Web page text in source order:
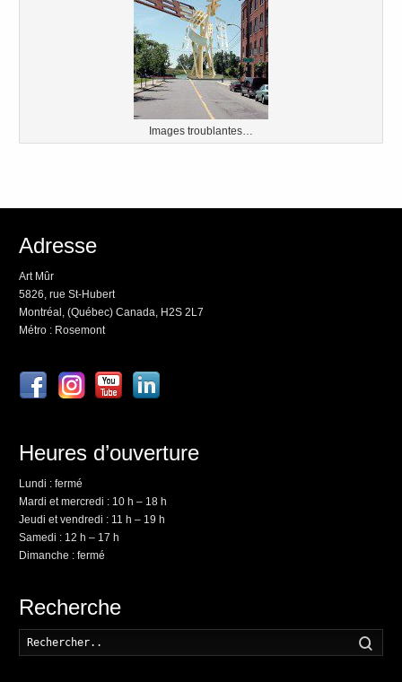
Images troublantes…
Adresse
Art Mûr
5826, rue St-Hubert
Montréal, (Québec) Canada, H2S 2L7
Métro : Rosemont
Heures d’ouverture
Lundi : fermé
Mardi et mercredi : 10 h – 18 h
Jeudi et vendredi : 11 h – 19 h
Samedi : 12 h – 17 h
Dimanche : fermé
Recherche